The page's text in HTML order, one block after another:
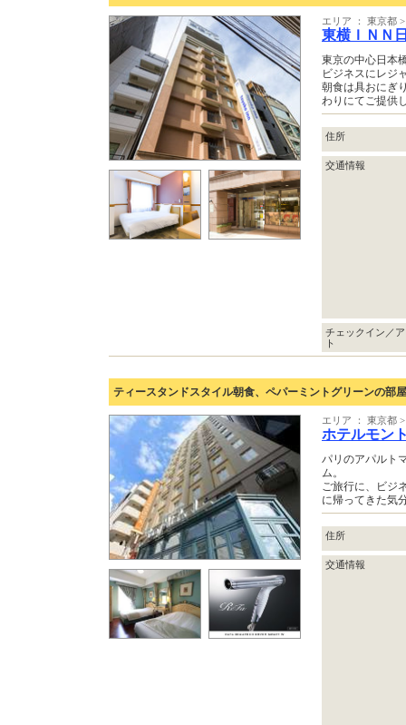
エリア ： 東京都
東横ＩＮＮ
東京の中心日本
ビジネスにレジ
朝食は具おにぎ
わりにてご提供
住所
交通情報
チェックイン／
ト
ティースタンドスタイル朝食、ペパーミントグリーンの部
エリア ： 東京都
ホテルモン
パリのアパルト
ム。
ご旅行に、ビジ
に帰ってきた気
住所
交通情報